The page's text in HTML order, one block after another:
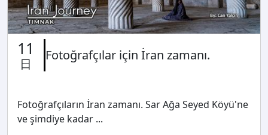
11
日
Fotoğrafçılar için İran zamanı.
Fotoğrafçıların İran zamanı. Sar Ağa Seyed Köyü'ne
ve şimdiye kadar ...